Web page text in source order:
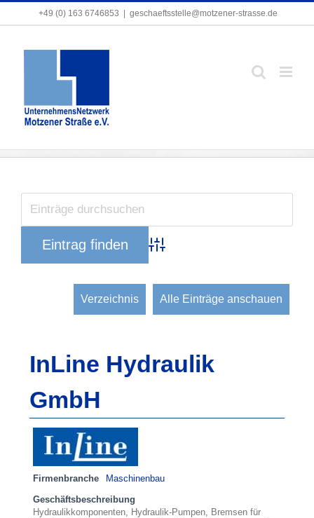
+49 (0) 163 6746853 geschaeftsstelle@motzener-strasse.de
+49 (0) 163 6746853 geschaeftsstelle@motzener-strasse.de
Bild
Advanced Search
Verzeichnis Alle Einträge anschauen
InLine Hydraulik
GmbH
Firmenbranche Maschinenbau
Geschäftsbeschreibung
Hydraulikkomponenten, Hydraulik-Pumpen, Bremsen für